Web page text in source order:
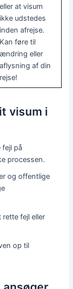
eller at visum
ikke udstedes
inden afrejse.
Kan føre til
ændring eller
aflysning af din
rejse!
visum i
fejl på
processen.
og offentlige
rette fejl eller
op til